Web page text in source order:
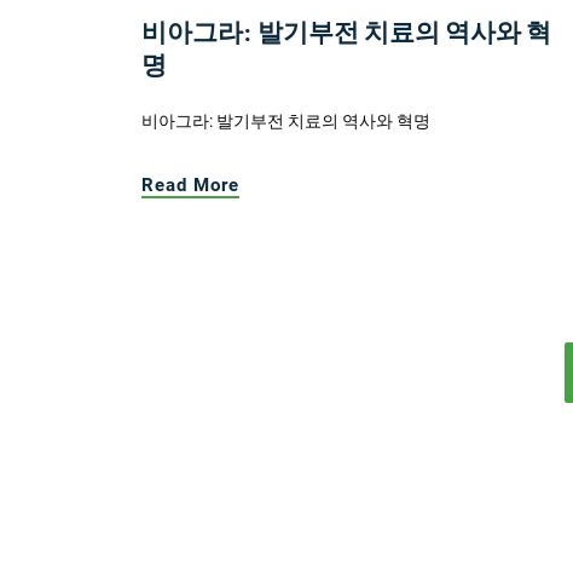
비아그라: 발기부전 치료의 역사와 혁
명
비아그라: 발기부전 치료의 역사와 혁명
Read More